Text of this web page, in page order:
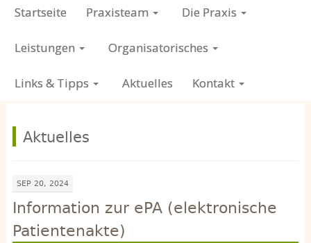
Startseite Praxisteam Die Praxis
Leistungen Organisatorisches
Links & Tipps Aktuelles Kontakt
Aktuelles
SEP 20, 2024
Information zur ePA (elektronische
Patientenakte)